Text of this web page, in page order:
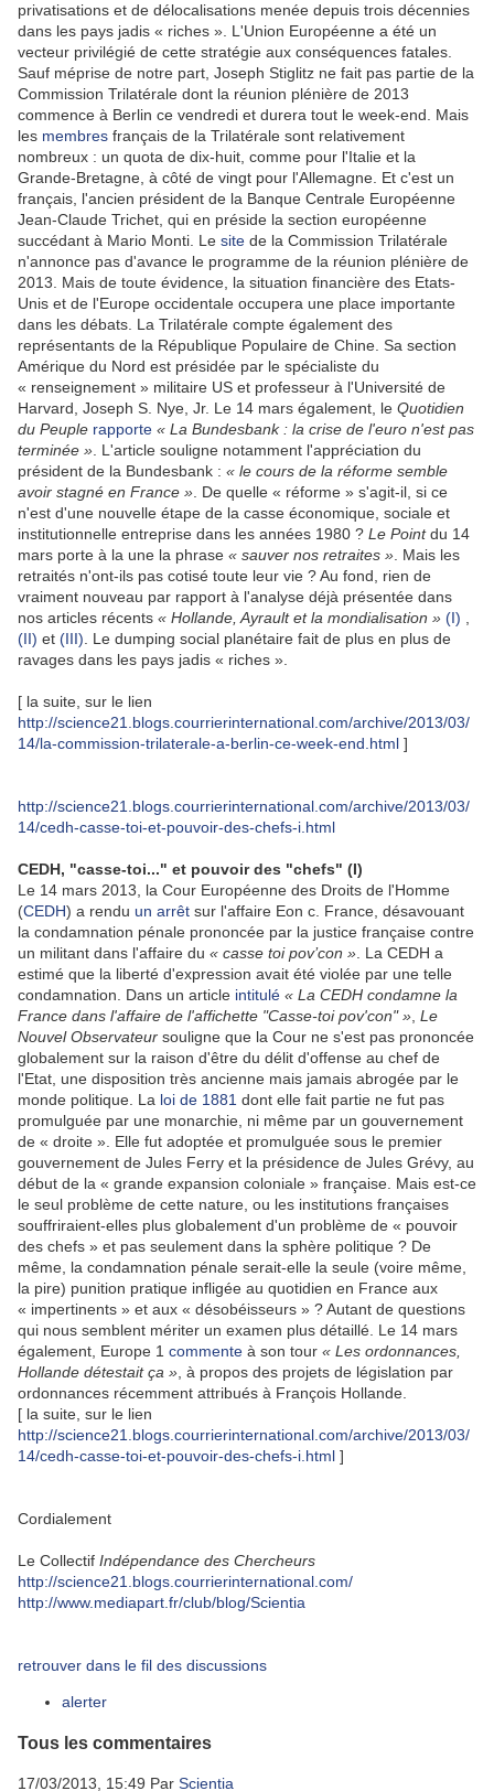
privatisations et de délocalisations menée depuis trois décennies
dans les pays jadis « riches ». L'Union Européenne a été un
vecteur privilégié de cette stratégie aux conséquences fatales.
Sauf méprise de notre part, Joseph Stiglitz ne fait pas partie de la
Commission Trilatérale dont la réunion plénière de 2013
commence à Berlin ce vendredi et durera tout le week-end. Mais
les membres français de la Trilatérale sont relativement
nombreux : un quota de dix-huit, comme pour l'Italie et la
Grande-Bretagne, à côté de vingt pour l'Allemagne. Et c'est un
français, l'ancien président de la Banque Centrale Européenne
Jean-Claude Trichet, qui en préside la section européenne
succédant à Mario Monti. Le site de la Commission Trilatérale
n'annonce pas d'avance le programme de la réunion plénière de
2013. Mais de toute évidence, la situation financière des Etats-
Unis et de l'Europe occidentale occupera une place importante
dans les débats. La Trilatérale compte également des
représentants de la République Populaire de Chine. Sa section
Amérique du Nord est présidée par le spécialiste du
« renseignement » militaire US et professeur à l'Université de
Harvard, Joseph S. Nye, Jr. Le 14 mars également, le Quotidien
du Peuple rapporte « La Bundesbank : la crise de l'euro n'est pas
terminée » . L'article souligne notamment l'appréciation du
président de la Bundesbank : « le cours de la réforme semble
avoir stagné en France » . De quelle « réforme » s'agit-il, si ce
n'est d'une nouvelle étape de la casse économique, sociale et
institutionnelle entreprise dans les années 1980 ? Le Pointdu 14
mars porte à la une la phrase « sauver nos retraites » . Mais les
retraités n'ont-ils pas cotisé toute leur vie ? Au fond, rien de
vraiment nouveau par rapport à l'analyse déjà présentée dans
nos articles récents « Hollande, Ayrault et la mondialisation » (I)
(II) et (III) . Le dumping social planétaire fait de plus en plus de
ravages dans les pays jadis « riches ».
[ la suite, sur le lien
http://science21.blogs.courrierinternational.com/archive/2013/03/
14/la-commission-trilaterale-a-berlin-ce-week-end.html ]
http://science21.blogs.courrierinternational.com/archive/2013/03/
14/cedh-casse-toi-et-pouvoir-des-chefs-i.html
CEDH, "casse-toi..." et pouvoir des "chefs" (I)
Le 14 mars 2013, la Cour Européenne des Droits de l'Homme
(CEDH) a rendu un arrêt sur l'affaire Eon c. France, désavouant
la condamnation pénale prononcée par la justice française contre
un militant dans l'affaire du « casse toi pov’con » . La CEDH a
estimé que la liberté d'expression avait été violée par une telle
condamnation. Dans un article intitulé « La CEDH condamne la
France dans l'affaire de l'affichette "Casse-toi pov'con" » Le
Nouvel Observateur souligne que la Cour ne s'est pas prononcée
globalement sur la raison d'être du délit d'offense au chef de
l'Etat, une disposition très ancienne mais jamais abrogée par le
monde politique. La loi de 1881 dont elle fait partie ne fut pas
promulguée par une monarchie, ni même par un gouvernement
de « droite ». Elle fut adoptée et promulguée sous le premier
gouvernement de Jules Ferry et la présidence de Jules Grévy, au
début de la « grande expansion coloniale » française. Mais est-ce
le seul problème de cette nature, ou les institutions françaises
souffriraient-elles plus globalement d'un problème de « pouvoir
des chefs » et pas seulement dans la sphère politique ? De
même, la condamnation pénale serait-elle la seule (voire même,
la pire) punition pratique infligée au quotidien en France aux
« impertinents » et aux « désobéisseurs » ? Autant de questions
qui nous semblent mériter un examen plus détaillé. Le 14 mars
également, Europe 1 commente à son tour « Les ordonnances,
Hollande détestait ça » , à propos des projets de législation par
ordonnances récemment attribués à François Hollande.
[ la suite, sur le lien
http://science21.blogs.courrierinternational.com/archive/2013/03/
14/cedh-casse-toi-et-pouvoir-des-chefs-i.html ]
Cordialement
Le Collectif Indépendance des Chercheurs
http://science21.blogs.courrierinternational.com/
http://www.mediapart.fr/club/blog/Scientia
retrouver dans le fil des discussions
alerter
Tous les commentaires
17/03/2013, 15:49 Par Scientia